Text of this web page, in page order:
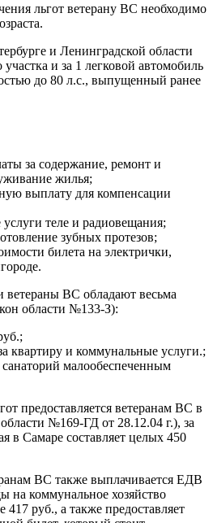
льгот ветерану ВС необходимо
и Ленинградской области
и за 1 легковой автомобиль
до 80 л.с., выпущенный ранее
за содержание, ремонт и
жилья;
выплату для компенсации
теле и радиовещания;
зубных протезов;
билета на электрички,
ветераны ВС обладают весьма
области №133-З):
квартиру и коммунальные услуги.;
малообеспеченным
предоставляется ветеранам ВС в
№169-ГД от 28.12.04 г.), за
в Самаре составляет целых 450
ВС также выплачивается ЕДВ
на коммунальное хозяйство
417 руб., а также предоставляет